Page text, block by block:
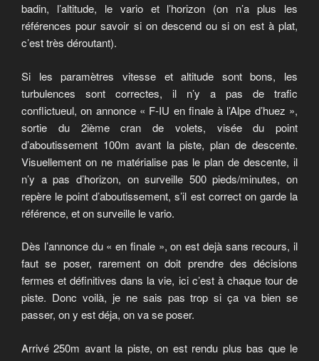
badin, l’altitude, le vario et l’horizon (on n’a plus les
références pour savoir si on descend ou si on est à plat,
c’est très déroutant).
Si les paramètres vitesse et altitude sont bons, les
turbulences sont correctes, il n’y a pas de trafic
conflictueul, on annonce « F-IU en finale à l’Alpe d’huez »,
sortie du 2ième cran de volets, visée du point
d’aboutissement 100m avant la piste, plan de descente.
Visuellement on ne matérialise pas le plan de descente, il
n’y a pas d’horizon, on surveille 500 pieds/minutes, on
repère le point d’aboutissement, s’il est correct on garde la
référence, et on surveille le vario.
Dès l’annonce du « en finale », on est dejà sans recours, il
faut se poser, rarement on doit prendre des décisions
fermes et définitives dans la vie, ici c’est à chaque tour de
piste. Donc voilà, je ne sais pas trop si ça va bien se
passer, on y est déja, on va se poser.
Arrivé 250m avant la piste, on est rendu plus bas que le